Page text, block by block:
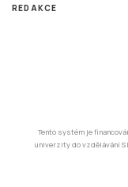
REDAKCE
Tento systém je
univerzity do vzdělávání